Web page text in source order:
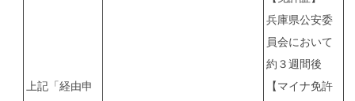
上記「経由申
兵庫県公安委
員会において
約３週間後
【マイナ免許